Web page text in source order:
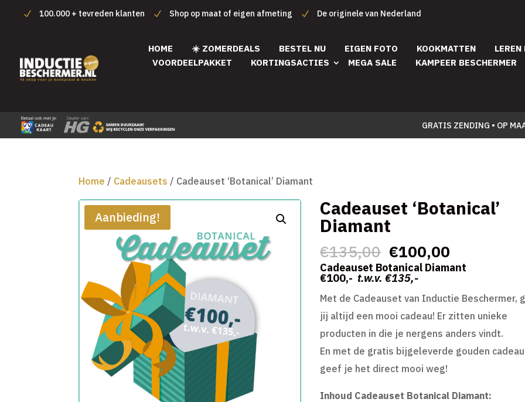
100.000 + tevreden klanten Shop op maat of eigen afmeting De originele van Nederland
HOME ☀️ ZOMERDEALS BESTEL NU EIGEN FOTO KOOKMATTEN
LEREN
VOORDEELPAKKET
KORTINGSACTIES MEGA SALE KAMPEER BESCHERMER
GRATIS ZENDING • OP
Home / Cadeausets / Cadeauset ‘Botanical’ Diamant
Aanbieding! Cadeauset ‘Botanical’
Diamant
€135,00 Oorspronkelijke
prijs
was:
€135,00.
€100,00
prijs
€100,00.
Cadeauset Botanical Diamant
€100,- t.w.v. €135,-
Met de Cadeauset van Inductie Beschermer,
jij altijd een mooi cadeau! Er zitten unieke
producten in die je nergens anders vindt.
En met de gratis bijgeleverde gouden
geef je het direct mooi weg!
Inhoud Cadeauset Botanical Diamant: